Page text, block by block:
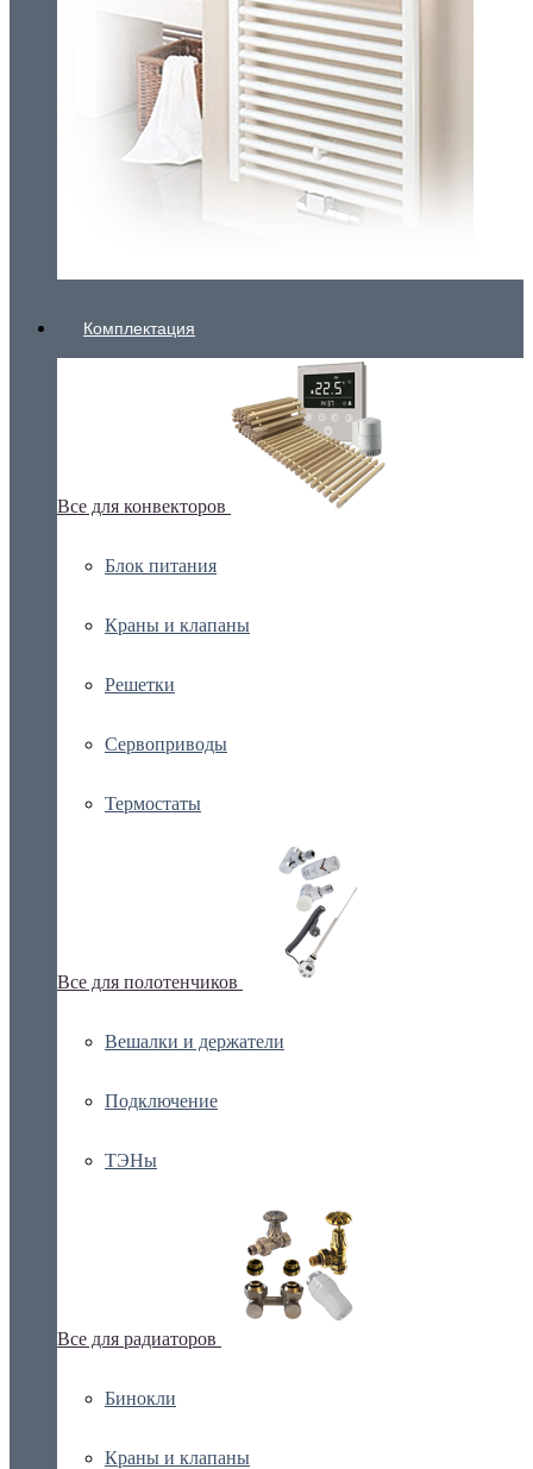
Комплектация
Все для конвекторов
Блок питания
Краны и клапаны
Решетки
Сервоприводы
Термостаты
Все для полотенчиков
Вешалки и держатели
Подключение
ТЭНы
Все для радиаторов
Бинокли
Краны и клапаны